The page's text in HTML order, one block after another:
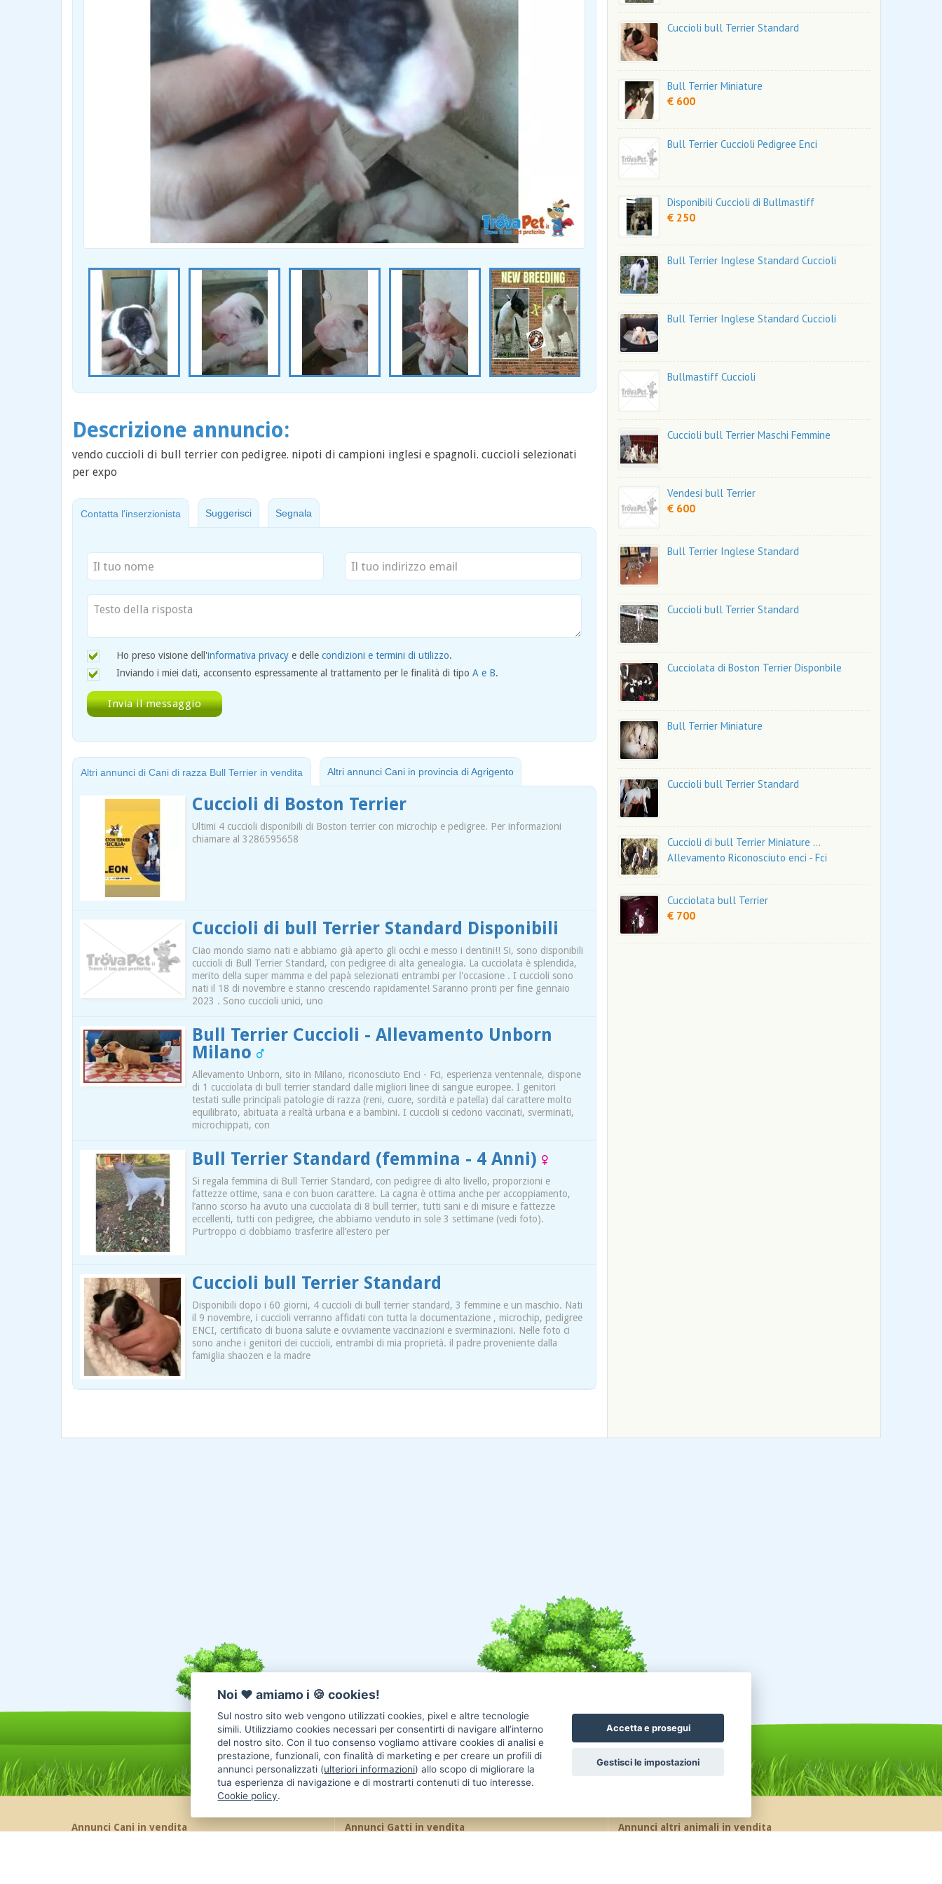
Descrizione annuncio:
vendo cuccioli di bull terrier con pedigree. nipoti di campioni inglesi e spagnoli. cuccioli selezionati
per expo
Contatta l'inserzionista Suggerisci Segnala
Ho preso visione dell'informativa privacy e delle condizioni e termini di utilizzo.
Inviando i miei dati, acconsento espressamente al trattamento per le finalità di tipo A e B.
Altri annunci di Cani di razza Bull Terrier in vendita Altri annunci Cani in provincia di Agrigento
Cuccioli di Boston Terrier
Ultimi 4 cuccioli disponibili di Boston terrier con microchip e pedigree. Per informazioni
chiamare al 3286595658
Cuccioli di bull Terrier Standard Disponibili
Ciao mondo siamo nati e abbiamo già aperto gli occhi e messo i dentini!! Si, sono disponibili
cuccioli di Bull Terrier Standard, con pedigree di alta genealogia. La cucciolata è splendida,
merito della super mamma e del papà selezionati entrambi per l'occasione . I cuccioli sono
nati il 18 di novembre e stanno crescendo rapidamente! Saranno pronti per fine gennaio
2023 . Sono cuccioli unici, uno
Bull Terrier Cuccioli - Allevamento Unborn
Milano
Allevamento Unborn, sito in Milano, riconosciuto Enci - Fci, esperienza ventennale, dispone
di 1 cucciolata di bull terrier standard dalle migliori linee di sangue europee. I genitori
testati sulle principali patologie di razza (reni, cuore, sordità e patella) dal carattere molto
equilibrato, abituata a realtà urbana e a bambini. I cuccioli si cedono vaccinati, sverminati,
microchippati, con
Bull Terrier Standard (femmina - 4 Anni)
Si regala femmina di Bull Terrier Standard, con pedigree di alto livello, proporzioni e
fattezze ottime, sana e con buon carattere. La cagna è ottima anche per accoppiamento,
l’anno scorso ha avuto una cucciolata di 8 bull terrier, tutti sani e di misure e fattezze
eccellenti, tutti con pedigree, che abbiamo venduto in sole 3 settimane (vedi foto).
Purtroppo ci dobbiamo trasferire all’estero per
Cuccioli bull Terrier Standard
Disponibili dopo i 60 giorni, 4 cuccioli di bull terrier standard, 3 femmine e un maschio. Nati
il 9 novembre, i cuccioli verranno affidati con tutta la documentazione , microchip, pedigree
ENCI, certificato di buona salute e ovviamente vaccinazioni e sverminazioni. Nelle foto ci
sono anche i genitori dei cuccioli, entrambi di mia proprietà. il padre proveniente dalla
famiglia shaozen e la madre
Cuccioli bull Terrier Standard
Bull Terrier Miniature
€ 600
Bull Terrier Cuccioli Pedigree Enci
Disponibili Cuccioli di Bullmastiff
€ 250
Bull Terrier Inglese Standard Cuccioli
Bull Terrier Inglese Standard Cuccioli
Bullmastiff Cuccioli
Cuccioli bull Terrier Maschi Femmine
Vendesi bull Terrier
€ 600
Bull Terrier Inglese Standard
Cuccioli bull Terrier Standard
Cucciolata di Boston Terrier Disponbile
Bull Terrier Miniature
Cuccioli bull Terrier Standard
Cuccioli di bull Terrier Miniature ...
Allevamento Riconosciuto enci - Fci
Cucciolata bull Terrier
€ 700
Annunci Cani in vendita Annunci Gatti in vendita Annunci altri animali in vendita
Noi ♥️ amiamo i 🍪 cookies!
Sul nostro sito web vengono utilizzati cookies, pixel e altre tecnologie
simili. Utilizziamo cookies necessari per consentirti di navigare all’interno
del nostro sito. Con il tuo consenso vogliamo attivare cookies di analisi e
prestazione, funzionali, con finalità di marketing e per creare un profili di
annunci personalizzati (ulteriori informazioni) allo scopo di migliorare la
tua esperienza di navigazione e di mostrarti contenuti di tuo interesse.
Cookie policy.
Accetta e prosegui
Gestisci le impostazioni